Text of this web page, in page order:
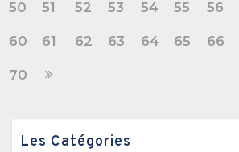
50 51 52 53 54 55 56
60 61 62 63 64 65 66
70
Les Catégories